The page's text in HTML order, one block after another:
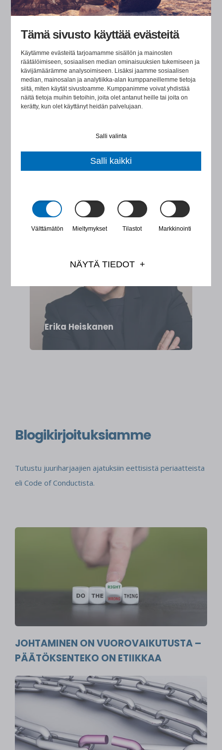
Tämä sivusto käyttää evästeitä
Käytämme evästeitä tarjoamamme sisällön ja mainosten
räätälöimiseen, sosiaalisen median ominaisuuksien tukemiseen ja
kävijämäärämme analysoimiseen. Lisäksi jaamme sosiaalisen
median, mainosalan ja analytiikka-alan kumppaneillemme tietoja
siitä, miten käytät sivustoamme. Kumppanimme voivat yhdistää
näitä tietoja muihin tietoihin, joita olet antanut heille tai joita on
kerätty, kun olet käyttänyt heidän palvelujaan.
Salli valinta
Salli kaikki
Välttämätön Mieltymykset Tilastot Markkinointi
NÄYTÄ TIEDOT
Haluatko keskustella tarkemmin?
kalenteristani.
Tästä pääset varaamaan ajan.
Erika Heiskanen
PsM, partner, laillistettu psykologi
Blogikirjoituksiamme
Tutustu juuriharjaajien ajatuksiin eettisistä periaatteista
eli Code of Conductista.
JOHTAMINEN ON VUOROVAIKUTUSTA –
PÄÄTÖKSENTEKO ON ETIIKKAA